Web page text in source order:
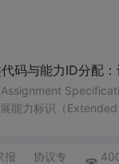
代码与能力ID分配
能力标识（
报
协议专